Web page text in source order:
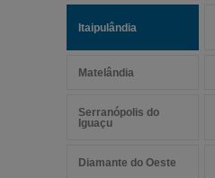
Itaipulândia
Matelândia
Serranópolis do
Iguaçu
Diamante do Oeste